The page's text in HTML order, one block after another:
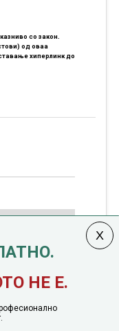
со закон.
од оваа
хиперлинк до
НЕ Е.